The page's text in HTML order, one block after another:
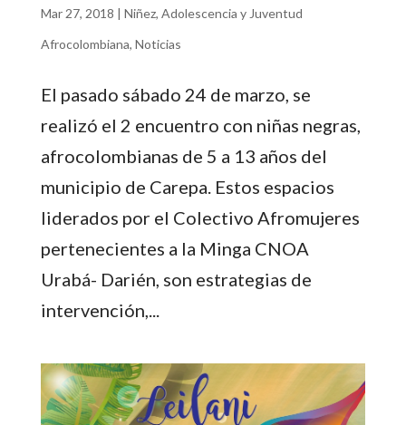
Mar 27, 2018 | Niñez, Adolescencia y Juventud
Afrocolombiana, Noticias
El pasado sábado 24 de marzo, se
realizó el 2 encuentro con niñas negras,
afrocolombianas de 5 a 13 años del
municipio de Carepa. Estos espacios
liderados por el Colectivo Afromujeres
pertenecientes a la Minga CNOA
Urabá- Darién, son estrategias de
intervención,...